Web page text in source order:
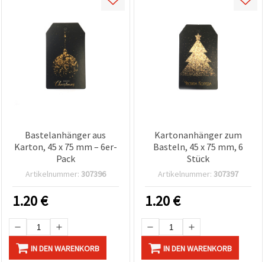
Bastelanhänger aus
Karton, 45 x 75 mm – 6er-
Pack
Artikelnummer: 307396
1.20€
IN DEN WARENKORB
Kartonanhänger zum
Basteln, 45 x 75 mm, 6
Stück
Artikelnummer: 307397
1.20€
IN DEN WARENKORB